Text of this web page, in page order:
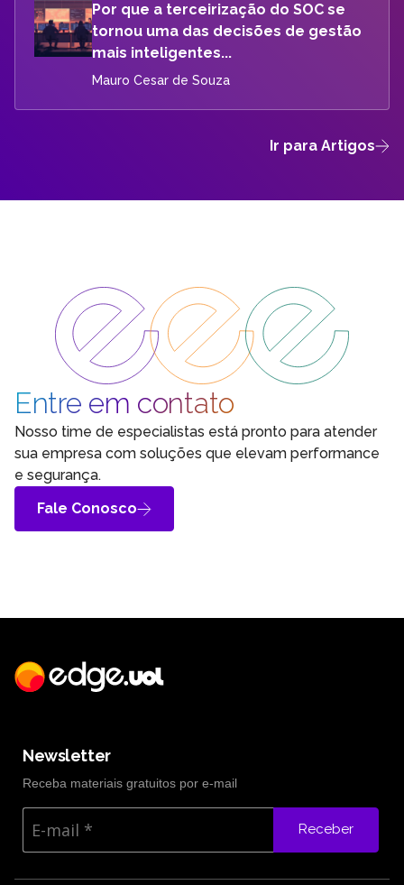
Por que a terceirização do SOC se
tornou uma das decisões de gestão
mais inteligentes...
Mauro Cesar de Souza
Ir para Artigos
Entre em contato
Nosso time de especialistas está pronto para atender
sua empresa com soluções que elevam performance
e segurança.
Fale Conosco
Newsletter
Receba materiais gratuitos por e-mail
Receber